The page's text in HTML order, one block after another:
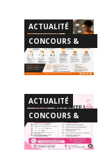
ACTUALITÉ
CONCOURS &
EMPLOI
ACTUALITÉ
CONCOURS &
EMPLOI